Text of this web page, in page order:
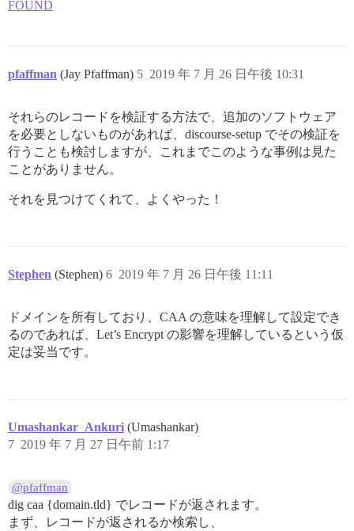
FOUND
pfaffman (Jay Pfaffman) 2019 年 7 月 26 日午後 10:31
5
それらのレコードを検証する方法で、追加のソフトウェア
を必要としないものがあれば、discourse-setup でその検証を
行うことも検討しますが、これまでこのような事例は見た
ことがありません。
それを見つけてくれて、よくやった！
Stephen (Stephen) 2019 年 7 月 26 日午後 11:11
6
ドメインを所有しており、CAA の意味を理解して設定でき
るのであれば、Let’s Encrypt の影響を理解しているという仮
定は妥当です。
Umashankar_Ankuri (Umashankar)
2019 年 7 月 27 日午前 1:17
7
@pfaffman
dig caa {domain.tld} でレコードが返されます。
まず、レコードが返されるか検索し、